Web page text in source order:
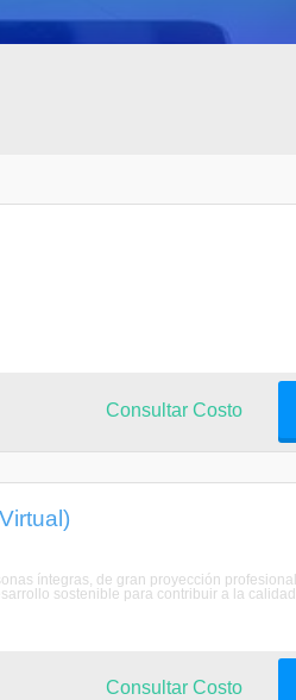
Consultar Costo
íntegras, de gran proyección
sostenible para contribuir a la
Consultar Costo